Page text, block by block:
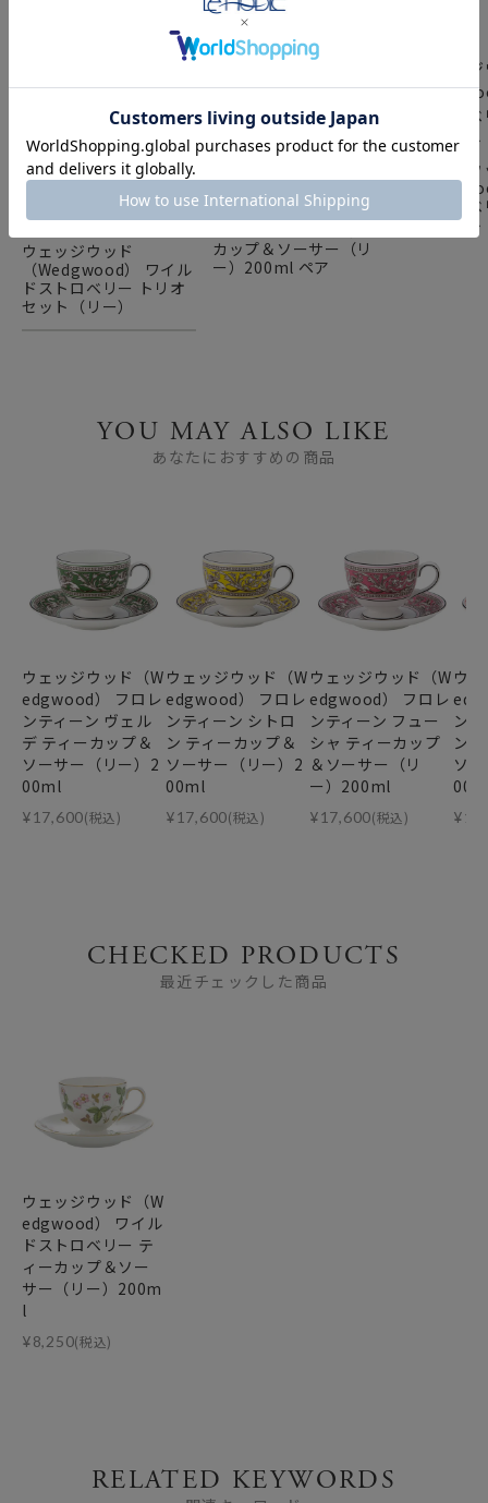
ウェッジウッド
（Wedgwood） ワイル
ドストロベリー トリオ
セット（リー）
ウェッジウッド
（Wedgwood） ワイル
カップ＆ソーサー（リ
ー）200ml ペア
ウェッジ
（
ドストロ
ターセット
YOU MAY ALSO LIKE
あなたにおすすめの商品
ウェッジウッド（W
edgwood） フロレ
ンティーン ヴェル
デ ティーカップ＆
ソーサー（リー）2
00ml
¥17,600(税込)
ウェッジウッド（W
edgwood） フロレ
ンティーン シトロ
ン ティーカップ＆
ソーサー（リー）2
00ml
¥17,600(税込)
ウェッジウッド（W
edgwood） フロレ
ンティーン フュー
シャ ティーカップ
＆ソーサー（リ
ー）200ml
¥17,600(税込)
ウ
ン
ン
ソ
¥
CHECKED PRODUCTS
最近チェックした商品
ウェッジウッド（W
edgwood） ワイル
ドストロベリー テ
ィーカップ＆ソー
サー（リー）200m
l
¥8,250(税込)
RELATED KEYWORDS